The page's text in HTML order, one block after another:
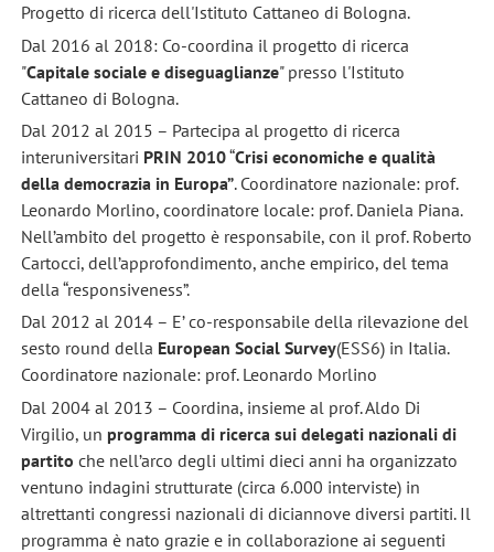
Progetto di ricerca dell'Istituto Cattaneo di Bologna.
Dal 2016 al 2018: Co-coordina il progetto di ricerca
"Capitale sociale e diseguaglianze" presso l'Istituto
Cattaneo di Bologna.
Dal 2012 al 2015 – Partecipa al progetto di ricerca
interuniversitari PRIN 2010“Crisi economiche e qualità
della democrazia in Europa”. Coordinatore nazionale: prof.
Leonardo Morlino, coordinatore locale: prof. Daniela Piana.
Nell’ambito del progetto è responsabile, con il prof. Roberto
Cartocci, dell’approfondimento, anche empirico, del tema
della “responsiveness”.
Dal 2012 al 2014 – E’ co-responsabile della rilevazione del
sesto round della European Social Survey(ESS6) in Italia.
Coordinatore nazionale: prof. Leonardo Morlino
Dal 2004 al 2013 – Coordina, insieme al prof. Aldo Di
Virgilio, un programma di ricerca sui delegati nazionali di
partito che nell’arco degli ultimi dieci anni ha organizzato
ventuno indagini strutturate (circa 6.000 interviste) in
altrettanti congressi nazionali di diciannove diversi partiti. Il
programma è nato grazie e in collaborazione ai seguenti